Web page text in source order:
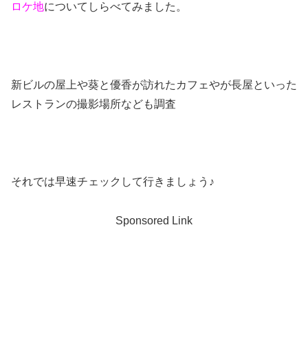
ロケ地についてしらべてみました。
新ビルの屋上や葵と優香が訪れたカフェやが長屋といった
レストランの撮影場所なども調査
それでは早速チェックして行きましょう♪
Sponsored Link